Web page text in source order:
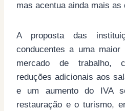
mas acentua ainda mais
A proposta das
conducentes a uma maior
mercado de trabalho,
reduções adicionais aos
e um aumento do IVA
restauração e o turismo,